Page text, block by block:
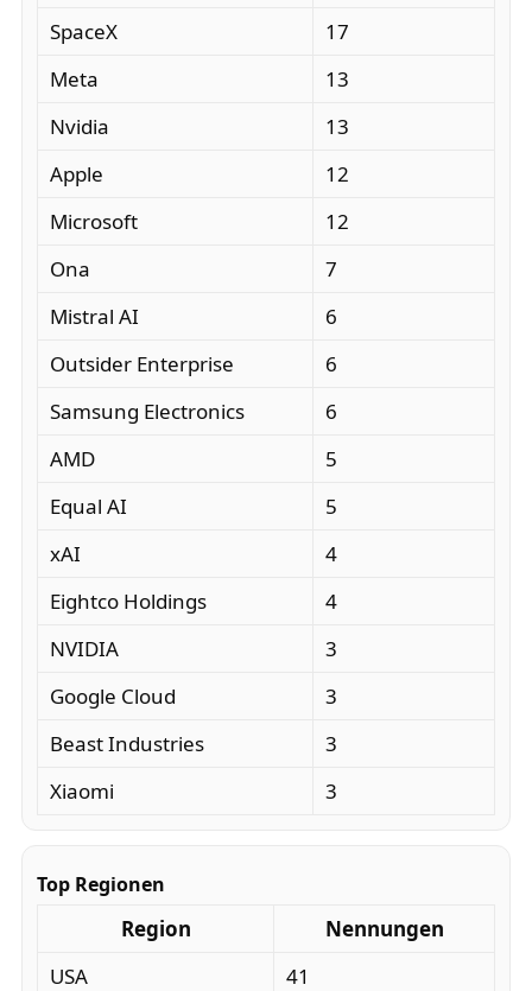
SpaceX
17
Meta
13
Nvidia
13
Apple
12
Microsoft
12
Ona
7
Mistral AI
6
Outsider Enterprise
6
Samsung Electronics
6
AMD
5
Equal AI
5
xAI
4
Eightco Holdings
4
NVIDIA
3
Google Cloud
3
Beast Industries
3
Xiaomi
3
Top Regionen
Region
Nennungen
USA
41